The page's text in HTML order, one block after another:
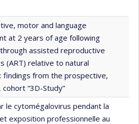
motor and language
at 2 years of age following
assisted reproductive
(ART) relative to natural
findings from the prospective,
cohort “3D-Study”
le cytomégalovirus pendant la
exposition professionnelle au